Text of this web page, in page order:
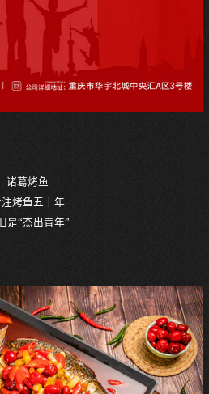
诸葛烤鱼
烤鱼五十年
是“杰出青年”